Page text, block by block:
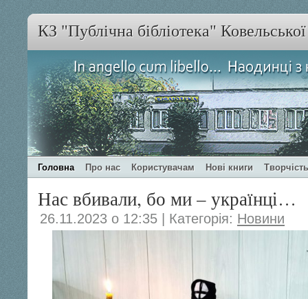
КЗ "Публічна бібліотека"
Головна Про нас Користувачам Нові книги
Нас вбивали, бо ми – українці…
26.11.2023 о 12:35 | Категорія: Новини